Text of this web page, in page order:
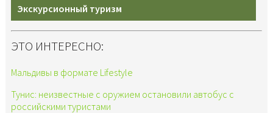
Экскурсионный туризм
ЭТО ИНТЕРЕСНО:
Мальдивы в формате Lifestyle
Тунис: неизвестные с оружием остановили автобус с
российскими туристами